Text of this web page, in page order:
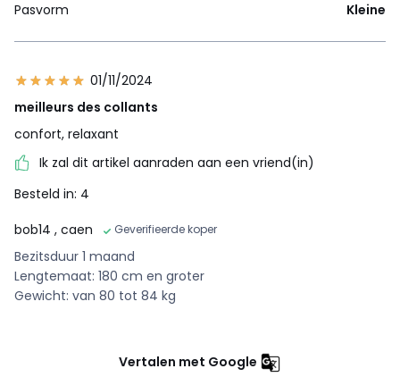
Pasvorm Kleine
01/11/2024
meilleurs des collants
confort, relaxant
Ik zal dit artikel aanraden aan een vriend(in)
Besteld in: 4
bob14 , caen Geverifieerde koper
Bezitsduur 1 maand
Lengtemaat: 180 cm en groter
Gewicht: van 80 tot 84 kg
Vertalen met Google